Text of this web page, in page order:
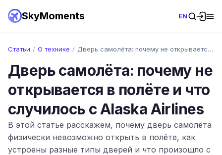
SkyMoments EN
Статьи / О технике / Дверь самолёта: почему не открывается в …
Дверь самолёта: почему не
открывается в полёте и что
случилось с Alaska Airlines
В этой статье расскажем, почему дверь самолёта
физически невозможно открыть в полёте, как
устроены разные типы дверей и что произошло с